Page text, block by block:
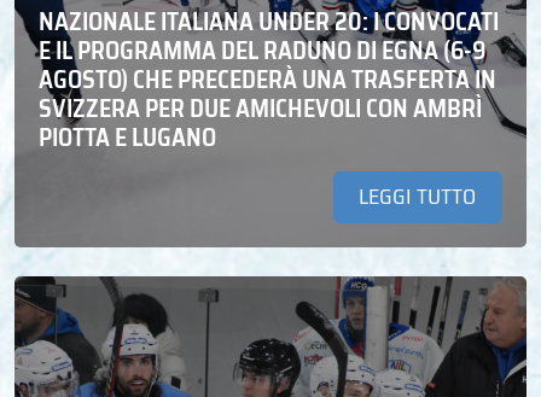
NAZIONALE ITALIANA UNDER 20: I CONVOCATI
E IL PROGRAMMA DEL RADUNO DI EGNA (6-9
AGOSTO) CHE PRECEDERÀ UNA TRASFERTA IN
SVIZZERA PER DUE AMICHEVOLI CON AMBRÌ
PIOTTA E LUGANO
LEGGI TUTTO